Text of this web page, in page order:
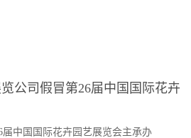
公司假冒第26届中国国际花卉
中国国际花卉园艺展览会主承办